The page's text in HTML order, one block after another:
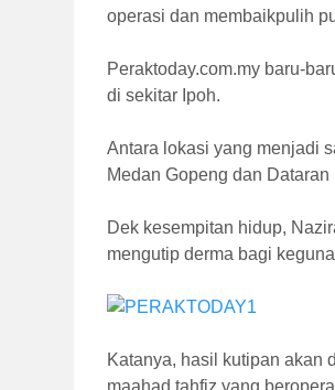
operasi dan membaikpulih
Peraktoday.com.my baru-
di sekitar Ipoh.
Antara lokasi yang menjadi
Medan Gopeng dan Dataran
Dek kesempitan hidup,
mengutip derma bagi
Katanya, hasil kutipan akan
maahad tahfiz yang